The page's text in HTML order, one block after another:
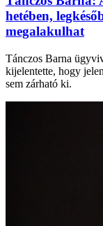
hetében,
megalakulhat
Tánczos Barna
kijelentette, hogy
sem zárható ki.